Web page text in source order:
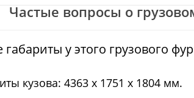
Частые вопросы о
габариты у этого грузового
кузова: 4363 x 1751 x 1804 мм.